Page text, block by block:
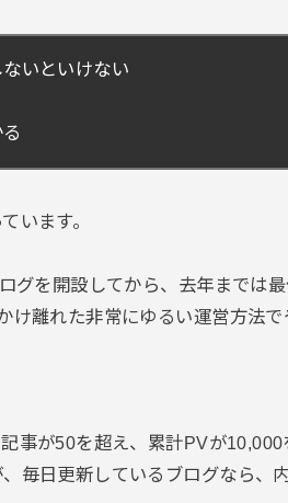
いといけない
います。
グを開設してから、去年までは
け離れた非常にゆるい運営方法で
事が50を超え、累計PVが
毎日更新しているブログなら、